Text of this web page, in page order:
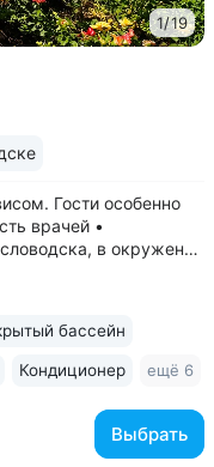
1/19
Гости особенно
врачей •
в окружении
3,2 га
Выбрать
бассейн
Кондиционер ещё 6